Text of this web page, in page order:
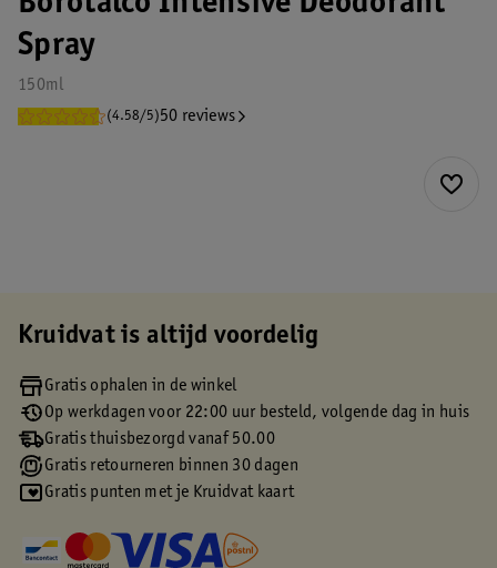
Spray
150ml
(4.58/5)50 reviews
Kruidvat is altijd voordelig
Gratis ophalen in de winkel
Op werkdagen voor 22:00 uur besteld, volgende dag in huis
Gratis thuisbezorgd vanaf 50.00
Gratis retourneren binnen 30 dagen
Gratis punten met je Kruidvat kaart